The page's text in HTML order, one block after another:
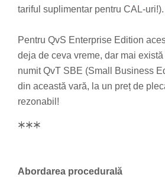
tariful suplimentar pentru CAL-uri!).
Pentru QvS Enterprise Edition
deja de ceva vreme, dar mai
numit QvT SBE (Small Business
din această vară, la un preț de
rezonabil!
***
Abordarea procedurală